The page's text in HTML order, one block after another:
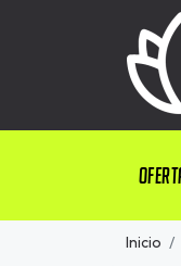
Inicio